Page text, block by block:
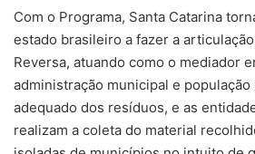
Com o Programa, Santa Catarina
estado brasileiro a fazer a
Reversa, atuando como o mediador
administração municipal e
adequado dos resíduos, e as
realizam a coleta do material